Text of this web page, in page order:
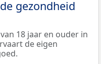
gezondheid
18 jaar en ouder in
de eigen